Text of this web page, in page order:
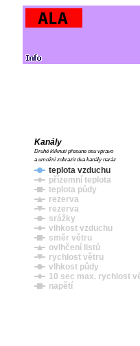
teplota vzduchu
přízemní teplota
teplota půdy
rezerva
rezerva
srážky
vlhkost vzduchu
směr větru
ovlhčení listů
rychlost větru
vlhkost půdy
10 sec max. rychlost
napětí
Kanály
Druhé kliknutí přesune osu vpravo
a umožní zobrazit dva kanály naráz